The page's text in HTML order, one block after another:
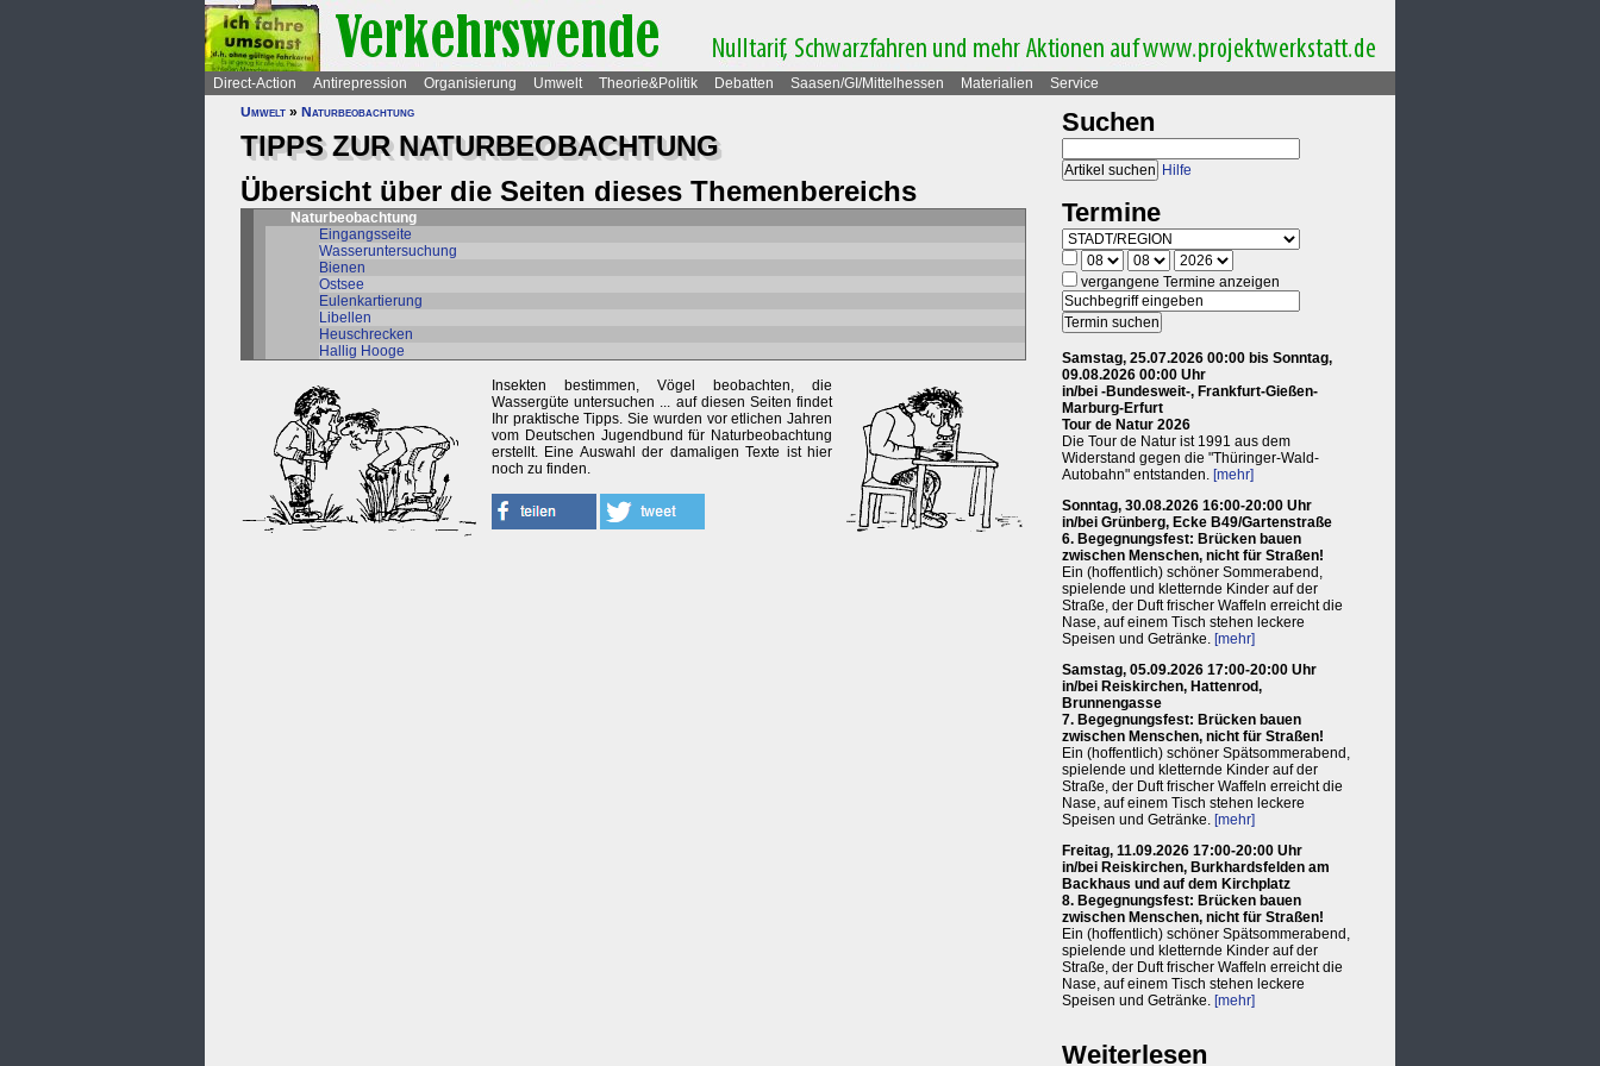
Direct-Action Antirepression Organisierung Umwelt Theorie&Politik Debatten Saasen/GI/Mittelhessen Materialien
Service
Umwelt » Naturbeobachtung
TIPPS ZUR NATURBEOBACHTUNG
Übersicht über die Seiten dieses Themenbereichs
Naturbeobachtung
Eingangsseite
Wasseruntersuchung
Bienen
Ostsee
Eulenkartierung
Libellen
Heuschrecken
Hallig Hooge
Insekten bestimmen, Vögel beobachten, die
Wassergüte untersuchen ... auf diesen Seiten findet
Ihr praktische Tipps. Sie wurden vor etlichen Jahren
vom Deutschen Jugendbund für Naturbeobachtung
erstellt. Eine Auswahl der damaligen Texte ist hier
noch zu finden.
Suchen
Hilfe
Termine
vergangene Termine anzeigen
Samstag, 25.07.2026 00:00 bis Sonntag,
09.08.2026 00:00 Uhr
in/bei -Bundesweit-, Frankfurt-Gießen-
Marburg-Erfurt
Tour de Natur 2026
Die Tour de Natur ist 1991 aus dem
Widerstand gegen die "Thüringer-Wald-
Autobahn" entstanden. [mehr]
Sonntag, 30.08.2026 16:00-20:00 Uhr
in/bei Grünberg, Ecke B49/Gartenstraße
6. Begegnungsfest: Brücken bauen
zwischen Menschen, nicht für Straßen!
Ein (hoffentlich) schöner Sommerabend,
spielende und kletternde Kinder auf der
Straße, der Duft frischer Waffeln erreicht die
Nase, auf einem Tisch stehen leckere
Speisen und Getränke. [mehr]
Samstag, 05.09.2026 17:00-20:00 Uhr
in/bei Reiskirchen, Hattenrod,
Brunnengasse
7. Begegnungsfest: Brücken bauen
zwischen Menschen, nicht für Straßen!
Ein (hoffentlich) schöner Spätsommerabend,
spielende und kletternde Kinder auf der
Straße, der Duft frischer Waffeln erreicht die
Nase, auf einem Tisch stehen leckere
Speisen und Getränke. [mehr]
Freitag, 11.09.2026 17:00-20:00 Uhr
in/bei Reiskirchen, Burkhardsfelden am
Backhaus und auf dem Kirchplatz
8. Begegnungsfest: Brücken bauen
zwischen Menschen, nicht für Straßen!
Ein (hoffentlich) schöner Spätsommerabend,
spielende und kletternde Kinder auf der
Straße, der Duft frischer Waffeln erreicht die
Nase, auf einem Tisch stehen leckere
Speisen und Getränke. [mehr]
Weiterlesen